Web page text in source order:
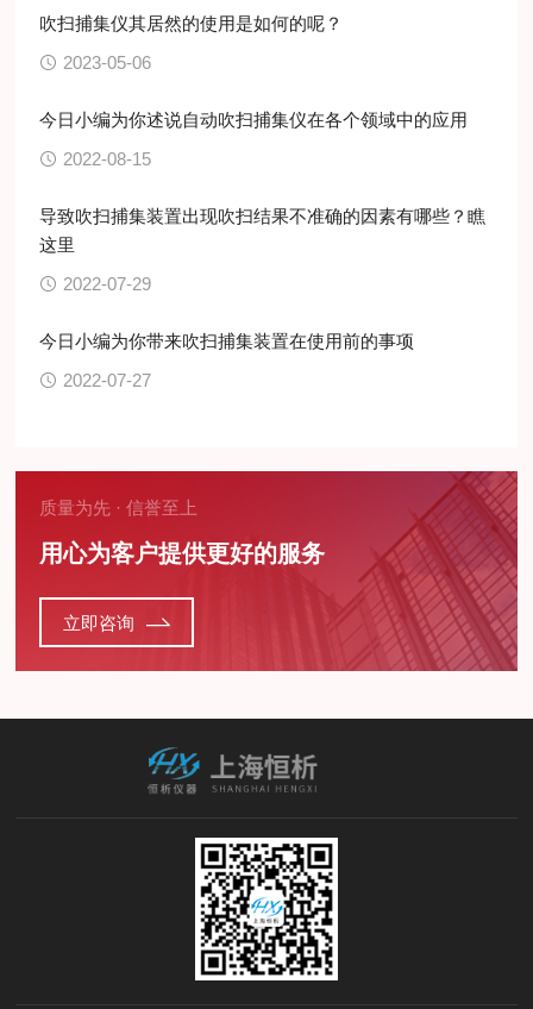
吹扫捕集仪其居然的使用是如何的呢？
2023-05-06
今日小编为你述说自动吹扫捕集仪在各个领域中的应用
2022-08-15
导致吹扫捕集装置出现吹扫结果不准确的因素有哪些？瞧
这里
2022-07-29
今日小编为你带来吹扫捕集装置在使用前的事项
2022-07-27
质量为先 · 信誉至上
用心为客户提供更好的服务
立即咨询